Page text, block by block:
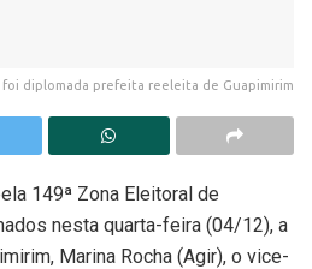
foi diplomada prefeita reeleita de Guapimirim
149ª Zona Eleitoral de
nesta quarta-feira (04/12), a
Marina Rocha (Agir), o vice-